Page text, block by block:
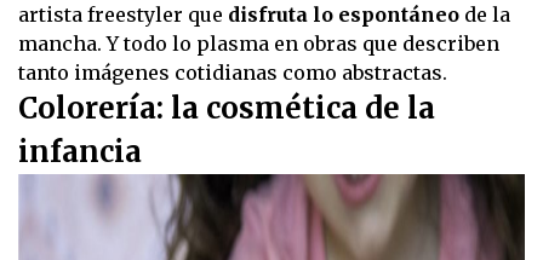
artista freestyler que disfruta lo espontáneo de la
mancha. Y todo lo plasma en obras que describen
tanto imágenes cotidianas como abstractas.
Colorería: la cosmética de la
infancia